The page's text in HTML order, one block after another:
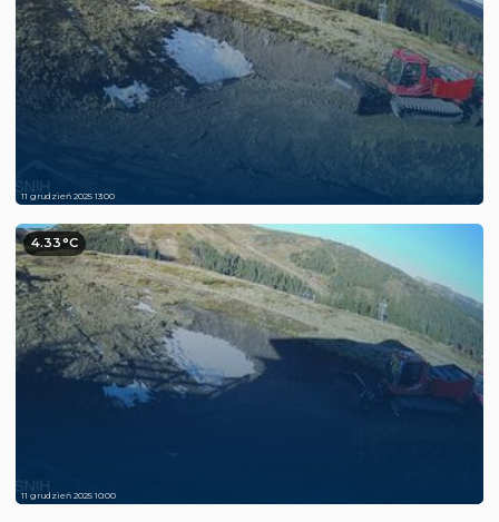
11 grudzień 2025 13:00
4.33°C
11 grudzień 2025 10:00